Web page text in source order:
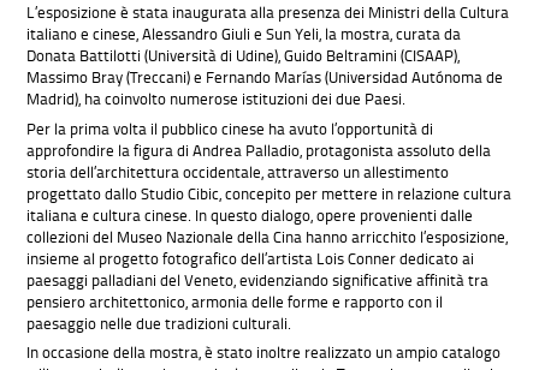
L’esposizione è stata inaugurata alla presenza dei Ministri della Cultura
italiano e cinese, Alessandro Giuli e Sun Yeli, la mostra, curata da
Donata Battilotti (Università di Udine), Guido Beltramini (CISAAP),
Massimo Bray (Treccani) e Fernando Marías (Universidad Autónoma de
Madrid), ha coinvolto numerose istituzioni dei due Paesi.
Per la prima volta il pubblico cinese ha avuto l’opportunità di
approfondire la figura di Andrea Palladio, protagonista assoluto della
storia dell’architettura occidentale, attraverso un allestimento
progettato dallo Studio Cibic, concepito per mettere in relazione cultura
italiana e cultura cinese. In questo dialogo, opere provenienti dalle
collezioni del Museo Nazionale della Cina hanno arricchito l’esposizione,
insieme al progetto fotografico dell’artista Lois Conner dedicato ai
paesaggi palladiani del Veneto, evidenziando significative affinità tra
pensiero architettonico, armonia delle forme e rapporto con il
paesaggio nelle due tradizioni culturali.
In occasione della mostra, è stato inoltre realizzato un ampio catalogo